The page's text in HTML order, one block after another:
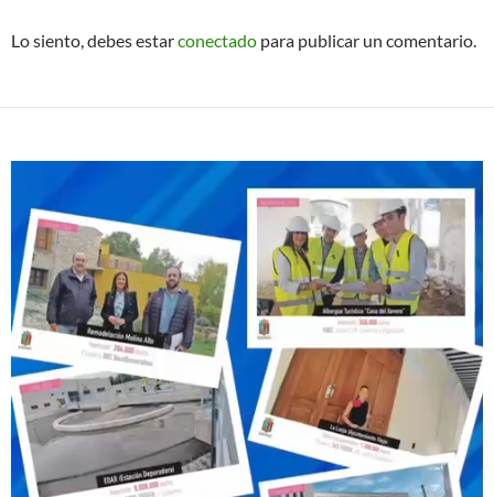
Lo siento, debes estarconectado para publicar un comentario.